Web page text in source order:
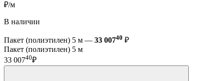
₽/м
В наличии
Пакет (полиэтилен) 5 м — 33 00740 ₽
Пакет (полиэтилен) 5 м
33 00740₽